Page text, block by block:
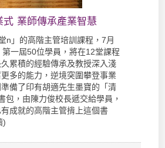
式 業師傳承產業智慧
n」的高階主管培訓課程，7月
一屆50位學員，將在12堂課程
累積的經驗傳承及教授深入淺
多的能力，逆境突圍攀登事業
備了印有胡適先生墨寶的「清
包，由陳力俊校長遞交給學員，
成就的高階主管揹上這個書
)